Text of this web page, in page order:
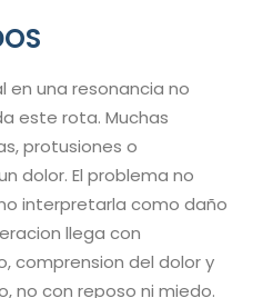
en una resonancia no
este rota. Muchas
protusiones o
dolor. El problema no
interpretarla como daño
llega con
comprension del dolor y
no con reposo ni miedo.